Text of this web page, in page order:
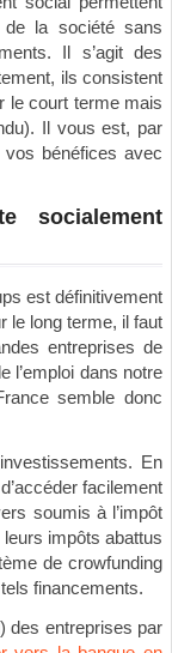
de la société sans
Il s’agit des
ils consistent
le court terme mais
Il vous est, par
bénéfices avec
socialement
est définitivement
le long terme, il faut
entreprises de
l’emploi dans notre
semble donc
En
facilement
soumis à l’impôt
impôts abattus
de crowfunding
financements.
des entreprises par